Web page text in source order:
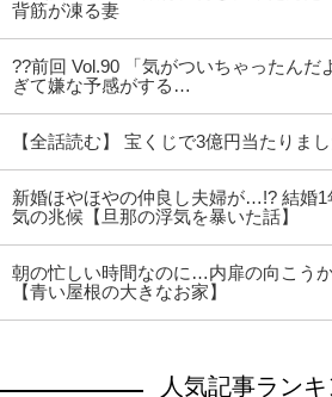
背筋が凍る妻
??前回 Vol.90 「気がついちゃったんだ
ぎて嫌な予感がする…
【全話読む】 宝くじで3億円当たりま
新婚ほやほやの仲良し夫婦が…!? 結婚
気の兆候【旦那の浮気を暴いた話】
朝の忙しい時間なのに…内扉の向こう
【青い屋根の大きなお家】
人気記事ラン